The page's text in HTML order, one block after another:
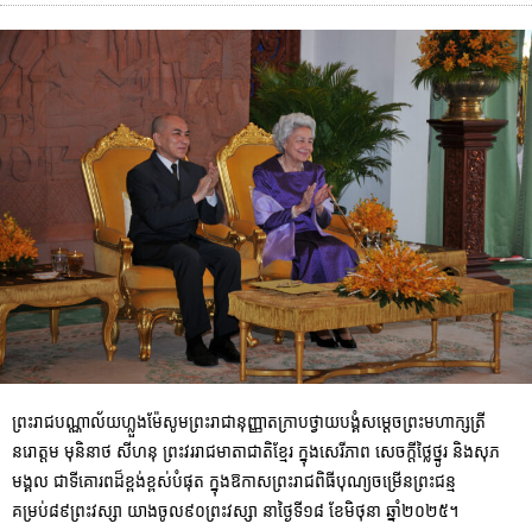
ព្រះរាជបណ្ណាល័យហ្លួងម៉ែសូមព្រះរាជានុញ្ញាតក្រាបថ្វាយបង្គំសម្តេចព្រះមហាក្សត្រី
នរោត្តម មុនិនាថ សីហនុ ព្រះ​វររាជមាតាជាតិខ្មែរ ក្នុង​សេរីភាព សេចក្តីថ្លៃថ្នូរ និង​សុភ
មង្គល ជាទីគោរពដ៏ខ្ពង់ខ្ពស់បំផុត ក្នុងឱកាសព្រះរាជពិធីបុណ្យចម្រើនព្រះជន្ម
គម្រប់៨៩ព្រះវស្សា យាងចូល៩០ព្រះវស្សា នាថ្ងៃទី១៨ ខែមិថុនា ឆ្នាំ២០២៥។